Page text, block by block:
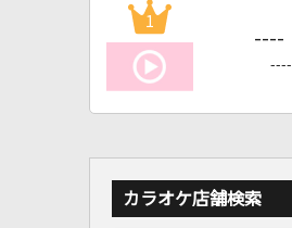
1
----
----
カラオケ店舗検索